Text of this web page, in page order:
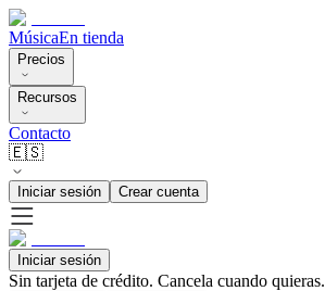
MúsicaEn tienda
Precios
Recursos
Contacto
🇪🇸
Iniciar sesión Crear cuenta
Iniciar sesión
Sin tarjeta de crédito. Cancela cuando quieras.